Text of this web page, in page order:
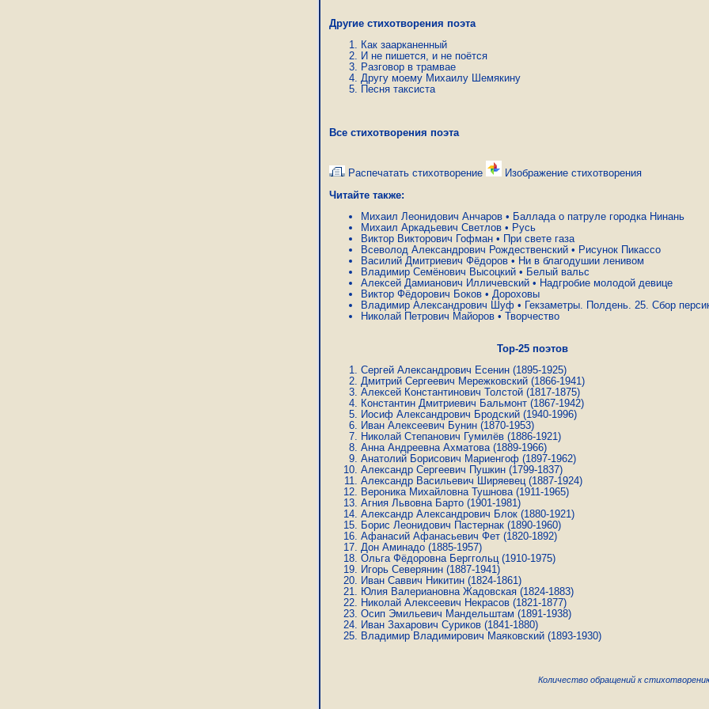
Другие стихотворения поэта
Как заарканенный
И не пишется, и не поётся
Разговор в трамвае
Другу моему Михаилу Шемякину
Песня таксиста
Все стихотворения поэта
Распечатать стихотворение
Изображение стихотворения
Читайте также:
Михаил Леонидович Анчаров • Баллада о патруле городка Нинань
Михаил Аркадьевич Светлов • Русь
Виктор Викторович Гофман • При свете газа
Всеволод Александрович Рождественский • Рисунок Пикассо
Василий Дмитриевич Фёдоров • Ни в благодушии ленивом
Владимир Семёнович Высоцкий • Белый вальс
Алексей Дамианович Илличевский • Надгробие молодой девице
Виктор Фёдорович Боков • Дороховы
Владимир Александрович Шуф • Гекзаметры. Полдень. 25. Сбор
Николай Петрович Майоров • Творчество
Top-25 поэтов
Сергей Александрович Есенин (1895-1925)
Дмитрий Сергеевич Мережковский (1866-1941)
Алексей Константинович Толстой (1817-1875)
Константин Дмитриевич Бальмонт (1867-1942)
Иосиф Александрович Бродский (1940-1996)
Иван Алексеевич Бунин (1870-1953)
Николай Степанович Гумилёв (1886-1921)
Анна Андреевна Ахматова(1889-1966)
Анатолий Борисович Мариенгоф (1897-1962)
Александр Сергеевич Пушкин (1799-1837)
Александр Васильевич Ширяевец(1887-1924)
Вероника Михайловна Тушнова(1911-1965)
Агния Львовна Барто (1901-1981)
Александр Александрович Блок (1880-1921)
Борис Леонидович Пастернак (1890-1960)
Афанасий Афанасьевич Фет (1820-1892)
Дон Аминадо (1885-1957)
Ольга Фёдоровна Берггольц(1910-1975)
Игорь Северянин (1887-1941)
Иван Саввич Никитин (1824-1861)
Юлия Валериановна Жадовская (1824-1883)
Николай Алексеевич Некрасов (1821-1877)
Осип Эмильевич Мандельштам (1891-1938)
Иван Захарович Суриков (1841-1880)
Владимир Владимирович Маяковский (1893-1930)
Количество обращений к